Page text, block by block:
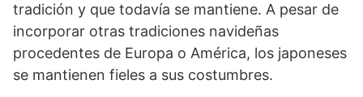
tradición y que todavía se mantiene. A pesar de
incorporar otras tradiciones navideñas
procedentes de Europa o América, los japoneses
se mantienen fieles a sus costumbres.